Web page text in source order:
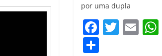
por uma dupla
F T E